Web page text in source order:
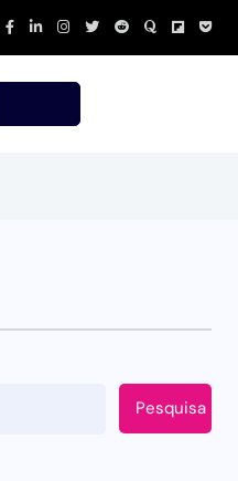
Pesquisa